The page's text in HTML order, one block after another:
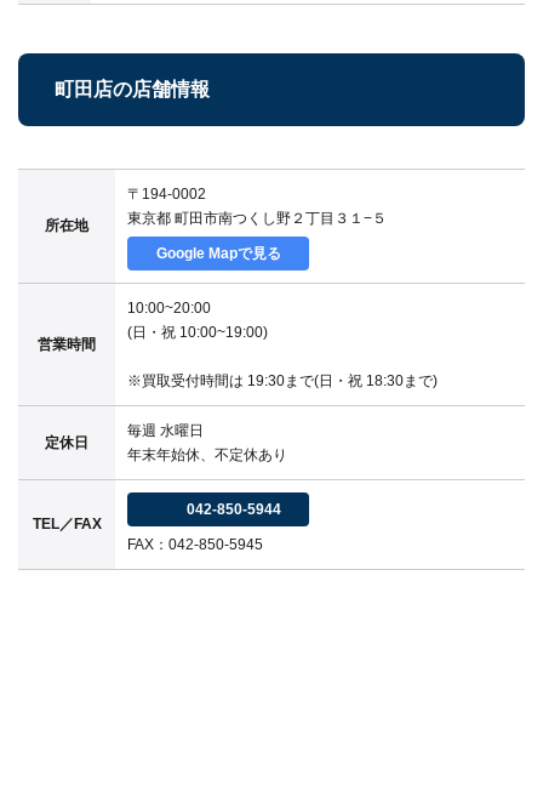
町田店の店舗情報
所在地
〒194-0002
東京都 町田市南つくし野２丁目３１−５
Google Mapで見る
営業時間
10:00~20:00
(日・祝 10:00~19:00)
※買取受付時間は 19:30まで(日・祝 18:30まで)
定休日
毎週 水曜日
年末年始休、不定休あり
TEL／FAX
042-850-5944
FAX：042-850-5945